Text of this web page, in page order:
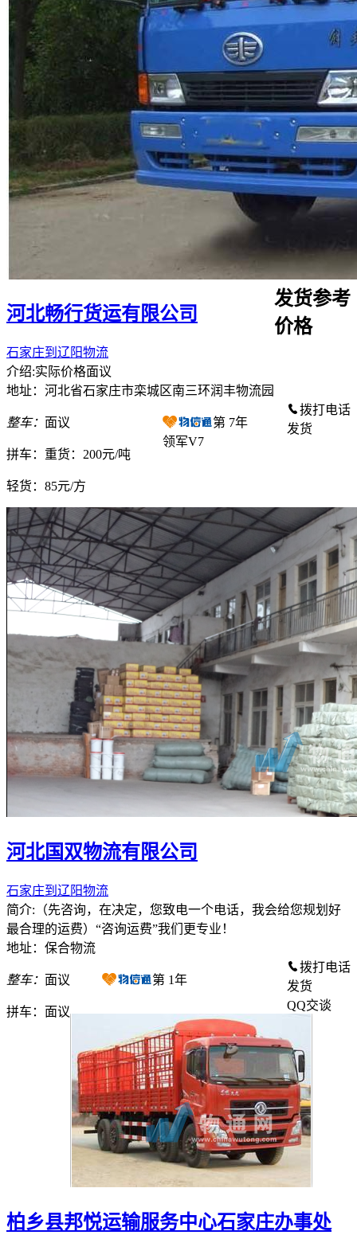
河北畅行货运有限公司
石家庄到辽阳物流
介绍:实际价格面议
地址：河北省石家庄市栾城区南三环润丰物流园
整车： 面议
拼车： 重货：200元/吨
轻货： 85元/方
第 7年
领军V7
拨打电话
发货
河北国双物流有限公司
石家庄到辽阳物流
简介:（先咨询，在决定，您致电一个电话，我会给您规划好
最合理的运费）“咨询运费”我们更专业！
地址：保合物流
整车： 面议
拼车： 面议
第 1年
拨打电话
发货
QQ交谈
柏乡县邦悦运输服务中心石家庄办事处
发货参考
价格